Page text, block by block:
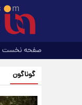
صفحه نخست
گوناگون